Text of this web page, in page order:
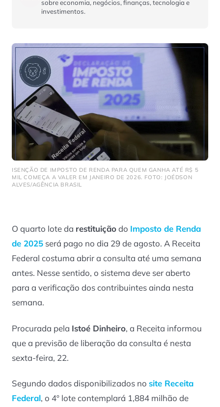
sobre economia, negócios, finanças, tecnologia e
investimentos.
ISENÇÃO DE IMPOSTO DE RENDA PARA QUEM GANHA ATÉ R$ 5
MIL COMEÇA A VALER EM JANEIRO DE 2026. FOTO: JOÉDSON
ALVES/AGÊNCIA BRASIL
O quarto lote da restituiçãodo Imposto de Renda
de 2025 será pago no dia 29 de agosto. A Receita
Federal costuma abrir a consulta até uma semana
antes. Nesse sentido, o sistema deve ser aberto
para a verificação dos contribuintes ainda nesta
semana.
Procurada pela Istoé Dinheiro, a Receita informou
que a previsão de liberação da consulta é nesta
sexta-feira, 22.
Segundo dados disponibilizados no site Receita
Federal, o 4º lote contemplará 1,884 milhão de